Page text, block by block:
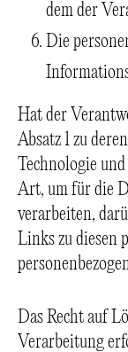
dem der
Die
Hat der
Absatz 1 zu
Technologie
Art, um für die
verarbeiten,
Links zu
Das Recht auf
Verarbeitung